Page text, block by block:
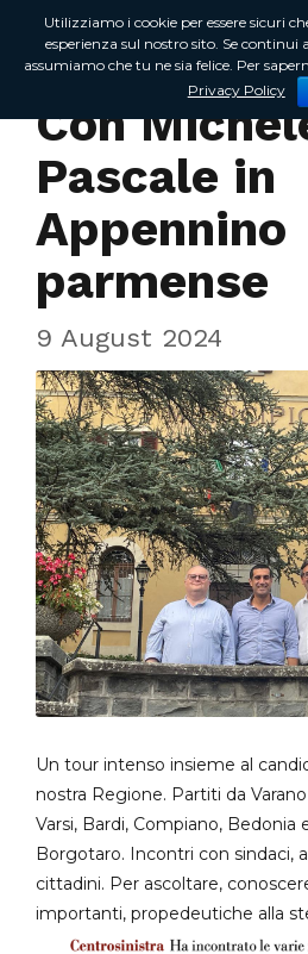
Incontri sul territorio
Con
Pascale in
Appennino
parmense
9 August 2024
Un tour intenso insieme al
nostra Regione. Partiti da
Varsi, Bardi, Compiano, Bedonia
Borgotaro. Incontri con sindaci,
cittadini. Per ascoltare,
importanti, propedeutiche alla
Utilizziamo i cookie per essere sicuri
esperienza sul nostro sito. Se continui
assumiamo che tu ne sia felice. Per
Privacy Policy